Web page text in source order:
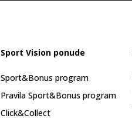
Sport Vision ponude
Sport&Bonus program
Pravila Sport&Bonus program
Click&Collect